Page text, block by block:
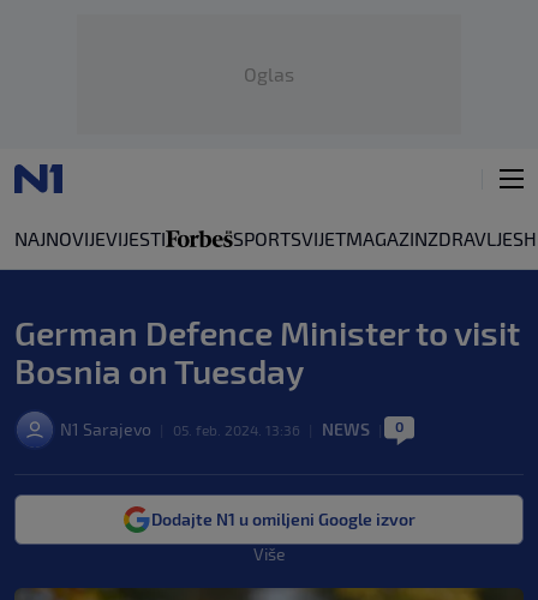
Oglas
NAJNOVIJEVIJESTI SPORTSVIJETMAGAZINZDRAVLJE
German Defence Minister to visit
Bosnia on Tuesday
N1 Sarajevo 05. feb. 2024. 13:36 NEWS 0
Dodajte N1 u omiljeni Google izvor
Više